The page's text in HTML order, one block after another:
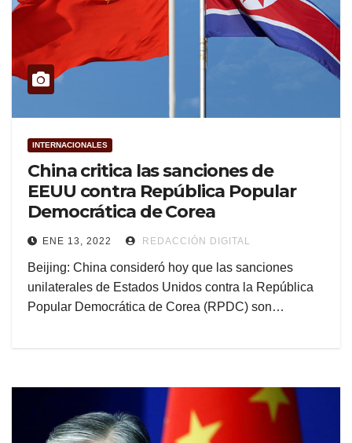
INTERNACIONALES
China critica las sanciones de
EEUU contra República Popular
Democrática de Corea
ENE 13, 2022 REDACCIÓN DIGITAL
Beijing: China consideró hoy que las sanciones
unilaterales de Estados Unidos contra la República
Popular Democrática de Corea (RPDC) son…